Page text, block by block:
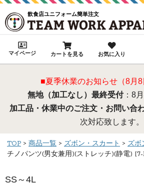
飲食店ユニフォーム簡単注文
マイページ カートを見る お気に入り
■夏季休業のお知らせ（8月8
無地（加工なし）最終受付：8
加工品・休業中のご注文・お問い合
次対応致します。
TOP 商品一覧 ズボン・スカート
ズボ
チノパンツ(男女兼用)(ストレッチ)(静電) [7-
SS～4L